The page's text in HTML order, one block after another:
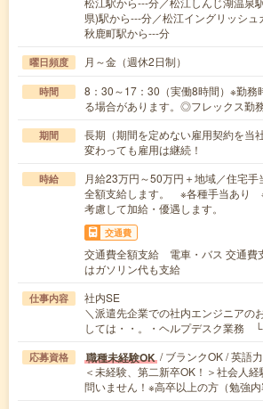
県)駅から---分／松江イングリッシュ
秋鹿町駅から---分
曜日頻度 月～金（週休2日制）
時間
8：30～17：30（実働8時間）※勤務
る場合があります。◎フレックス勤
期間
長期（期間を定めない雇用契約を当
変わっても雇用は継続！
時給
月給23万円～50万円＋地域／住宅
全額支給します。 ※各種手当あり
考慮して加給・優遇します。
交通費
交通費全額支給 電車・バス 交通費
はガソリン代も支給
仕事内容
社内SE
＼派遣先企業での社内エンジニアの
しては・・。・ヘルプデスク業務
応募資格 職種未経験OK / ブランクOK / 英語
＜未経験、第二新卒OK！＞社会人
問いません！※高卒以上の方（勉強